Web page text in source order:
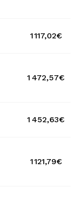
1 117,02€
1 472,57€
1 452,63€
1 121,79€